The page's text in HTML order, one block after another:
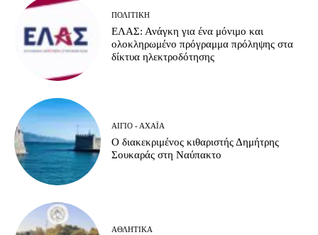
ΠΟΛΙΤΙΚΉ
ΕΛΑΣ: Ανάγκη για ένα μόνιμο και
ολοκληρωμένο πρόγραμμα πρόληψης στα
δίκτυα ηλεκτροδότησης
ΑΊΓΙΟ - ΑΧΑΪ́Α
Ο διακεκριμένος κιθαριστής Δημήτρης
Σουκαράς στη Ναύπακτο
ΑΘΛΗΤΙΚΆ